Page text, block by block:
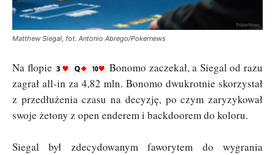
Matthew Siegal, fot. Antonio Abrego/Pokernews
Na flopie
Bonomo zaczekał, a Siegal od razu
zagrał all-in za 4,82 mln. Bonomo dwukrotnie skorzystał
z przedłużenia czasu na decyzję, po czym zaryzykował
swoje żetony z open enderem i backdoorem do koloru.
Siegal był zdecydowanym faworytem do wygrania